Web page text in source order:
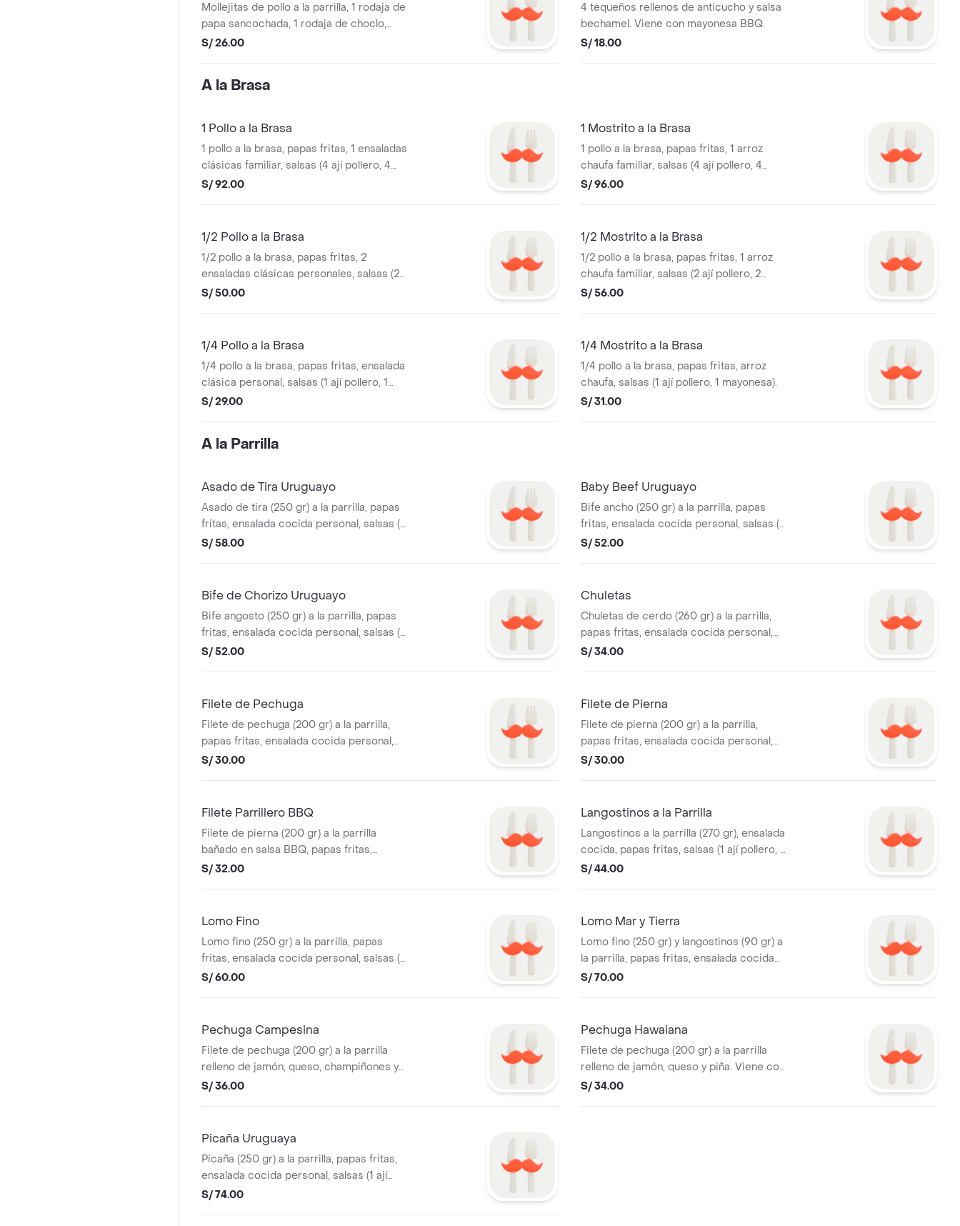
Mollejitas de pollo a la parrilla, 1 rodaja de
papa sancochada, 1 rodaja de choclo,
salsas (1 ají pollero, 1 mayonesa).
S/ 26.00
4 tequeños rellenos de anticucho y salsa
bechamel. Viene con mayonesa BBQ.
S/ 18.00
A la Brasa
1 Pollo a la Brasa
1 pollo a la brasa, papas fritas, 1 ensaladas
clásicas familiar, salsas (4 ají pollero, 4
mayonesa, 4 vinagreta)
S/ 92.00
1 Mostrito a la Brasa
1 pollo a la brasa, papas fritas, 1 arroz
chaufa familiar, salsas (4 ají pollero, 4
mayonesa).
S/ 96.00
1/2 Pollo a la Brasa
1/2 pollo a la brasa, papas fritas, 2
ensaladas clásicas personales, salsas (2
ají pollero, 2 mayonesa, 2 vinagreta).
S/ 50.00
1/2 Mostrito a la Brasa
1/2 pollo a la brasa, papas fritas, 1 arroz
chaufa familiar, salsas (2 ají pollero, 2
mayonesa).
S/ 56.00
1/4 Pollo a la Brasa
1/4 pollo a la brasa, papas fritas, ensalada
clásica personal, salsas (1 ají pollero, 1
mayonesa, 1 vinagreta).
S/ 29.00
1/4 Mostrito a la Brasa
1/4 pollo a la brasa, papas fritas, arroz
chaufa, salsas (1 ají pollero, 1 mayonesa).
S/ 31.00
A la Parrilla
Asado de Tira Uruguayo
Asado de tira (250 gr) a la parrilla, papas
fritas, ensalada cocida personal, salsas (1
ají pollero, 1 mayonesa, 1 vinagreta).
S/ 58.00
Baby Beef Uruguayo
Bife ancho (250 gr) a la parrilla, papas
fritas, ensalada cocida personal, salsas (1
ají pollero, 1 mayonesa, 1 vinagreta).
S/ 52.00
Bife de Chorizo Uruguayo
Bife angosto (250 gr) a la parrilla, papas
fritas, ensalada cocida personal, salsas (1
ají pollero, 1 mayonesa, 1 vinagreta).
S/ 52.00
Chuletas
Chuletas de cerdo (260 gr) a la parrilla,
papas fritas, ensalada cocida personal,
salsas (1 ají pollero, 1 mayonesa, 1
S/ 34.00
Filete de Pechuga
Filete de pechuga (200 gr) a la parrilla,
papas fritas, ensalada cocida personal,
salsas (1 ají pollero, 1 mayonesa, 1
S/ 30.00
Filete de Pierna
Filete de pierna (200 gr) a la parrilla,
papas fritas, ensalada cocida personal,
salsas (1 ají pollero, 1 mayonesa, 1
S/ 30.00
Filete Parrillero BBQ
Filete de pierna (200 gr) a la parrilla
bañado en salsa BBQ, papas fritas,
ensalada cocida personal, salsas (1 ají
S/ 32.00
Langostinos a la Parrilla
Langostinos a la parrilla (270 gr), ensalada
cocida, papas fritas, salsas (1 ají pollero, 1
mayonesa, 1 vinagreta)
S/ 44.00
Lomo Fino
Lomo fino (250 gr) a la parrilla, papas
fritas, ensalada cocida personal, salsas (1
ají pollero, 1 mayonesa, 1 vinagreta).
S/ 60.00
Lomo Mar y Tierra
Lomo fino (250 gr) y langostinos (90 gr) a
la parrilla, papas fritas, ensalada cocida
personal, salsas (1 ají pollero, 1 mayonesa,
S/ 70.00
Pechuga Campesina
Filete de pechuga (200 gr) a la parrilla
relleno de jamón, queso, champiñones y
tocino. Viene con papas fritas, ensalada
S/ 36.00
Pechuga Hawaiana
Filete de pechuga (200 gr) a la parrilla
relleno de jamón, queso y piña. Viene con
papas fritas, ensalada cocida personal,
S/ 34.00
Picaña Uruguaya
Picaña (250 gr) a la parrilla, papas fritas,
ensalada cocida personal, salsas (1 ají
pollero, 1 mayonesa, 1 vinagreta).
S/ 74.00